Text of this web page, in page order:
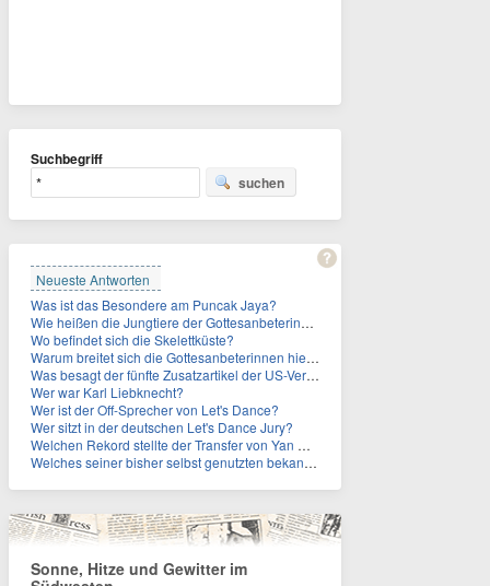
Suchbegriff
suchen
Neueste Antworten
Was ist das Besondere am Puncak Jaya?
Wie heißen die Jungtiere der Gottesanbeterinnen?
Wo befindet sich die Skelettküste?
Warum breitet sich die Gottesanbeterinnen hierzulande immer weiter aus?
Was besagt der fünfte Zusatzartikel der US-Verfassung, auf den sich Fauci berief?
Wer war Karl Liebknecht?
Wer ist der Off-Sprecher von Let's Dance?
Wer sitzt in der deutschen Let's Dance Jury?
Welchen Rekord stellte der Transfer von Yan Diomande zudem auf?
Welches seiner bisher selbst genutzten bekannten Gebäude verpachtet der Vatikan nun?
Sonne, Hitze und Gewitter im